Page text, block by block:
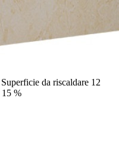
Superficie da riscaldare 12
15 %